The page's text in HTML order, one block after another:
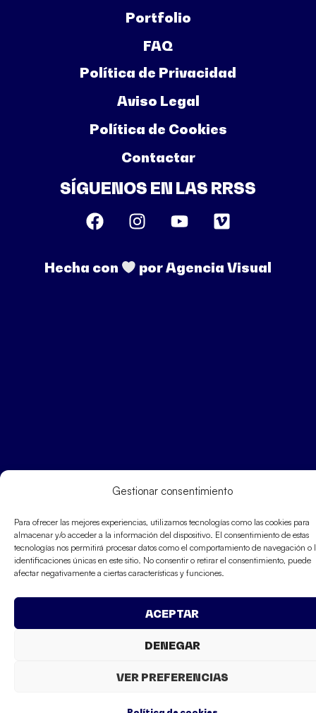
Gestionar consentimiento
Para ofrecer las mejores experiencias, utilizamos tecnologías como las cookies para
almacenar y/o acceder a la información del dispositivo. El consentimiento de estas
tecnologías nos permitirá procesar datos como el comportamiento de navegación o
identificaciones únicas en este sitio. No consentir o retirar el consentimiento, puede
afectar negativamente a ciertas características y funciones.
ACEPTAR
DENEGAR
VER PREFERENCIAS
Portfolio
FAQ
Política de Privacidad
Aviso Legal
Política de Cookies
Contactar
SÍGUENOS EN LAS RRSS
Hecha con por Agencia Visual